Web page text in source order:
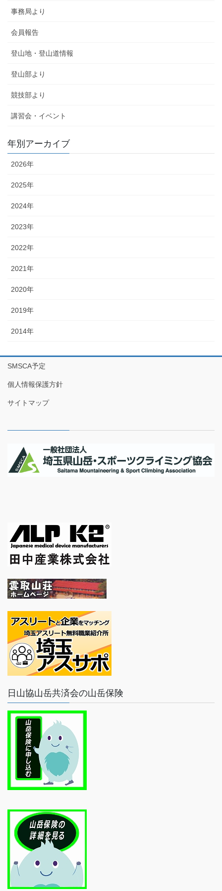
事務局より
会員報告
登山地・登山道情報
登山部より
競技部より
講習会・イベント
年別アーカイブ
2026年
2025年
2024年
2023年
2022年
2021年
2020年
2019年
2014年
SMSCA予定
個人情報保護方針
サイトマップ
日山協山岳共済会の山岳保険